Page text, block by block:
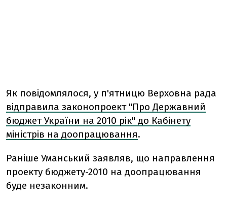
Як повідомлялося, у п'ятницю Верховна рада
відправила законопроект "Про Державний
бюджет України на 2010 рік" до Кабінету
міністрів на доопрацювання.
Раніше Уманський заявляв, що направлення
проекту бюджету-2010 на доопрацювання
буде незаконним.